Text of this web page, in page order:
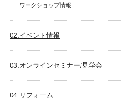
ワークショップ情報
02.イベント情報
03.オンラインセミナー/見学会
04.リフォーム